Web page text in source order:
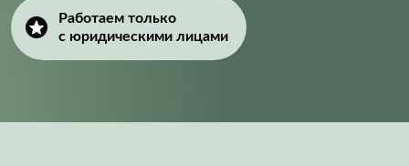
Работаем только
с юридическими лицами